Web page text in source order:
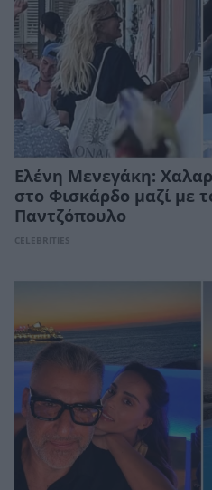
Ελένη Μενεγάκη:
στο Φισκάρδο μαζί με
Παντζόπουλο
CELEBRITIES